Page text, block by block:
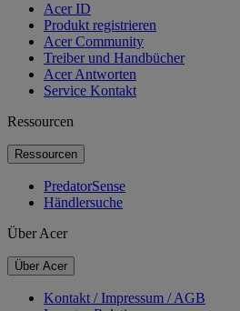
Acer ID
Produkt registrieren
Acer Community
Treiber und Handbücher
Acer Antworten
Service Kontakt
Ressourcen
Ressourcen
PredatorSense
Händlersuche
Über Acer
Über Acer
Kontakt / Impressum / AGB